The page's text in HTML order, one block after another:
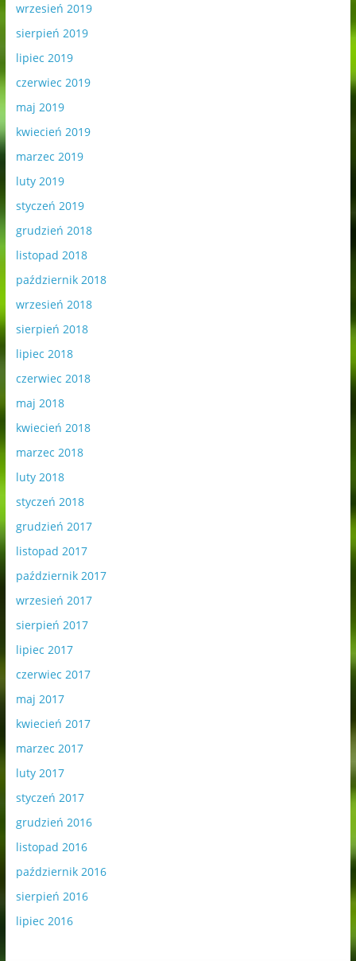
wrzesień 2019
sierpień 2019
lipiec 2019
czerwiec 2019
maj 2019
kwiecień 2019
marzec 2019
luty 2019
styczeń 2019
grudzień 2018
listopad 2018
październik 2018
wrzesień 2018
sierpień 2018
lipiec 2018
czerwiec 2018
maj 2018
kwiecień 2018
marzec 2018
luty 2018
styczeń 2018
grudzień 2017
listopad 2017
październik 2017
wrzesień 2017
sierpień 2017
lipiec 2017
czerwiec 2017
maj 2017
kwiecień 2017
marzec 2017
luty 2017
styczeń 2017
grudzień 2016
listopad 2016
październik 2016
sierpień 2016
lipiec 2016